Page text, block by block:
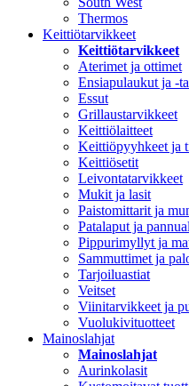
Thermos
Keittiötarvikkeet
Keittiötarvikkeet
Aterimet ja ottimet
Ensiapulaukut ja -
Essut
Grillaustarvikkeet
Keittiölaitteet
Keittiöpyyhkeet ja
Keittiösetit
Leivontatarvikkeet
Mukit ja lasit
Paistomittarit ja
Patalaput ja
Pippurimyllyt ja
Sammuttimet ja
Tarjoiluastiat
Veitset
Viinitarvikkeet ja
Vuolukivituotteet
Mainoslahjat
Mainoslahjat
Aurinkolasit